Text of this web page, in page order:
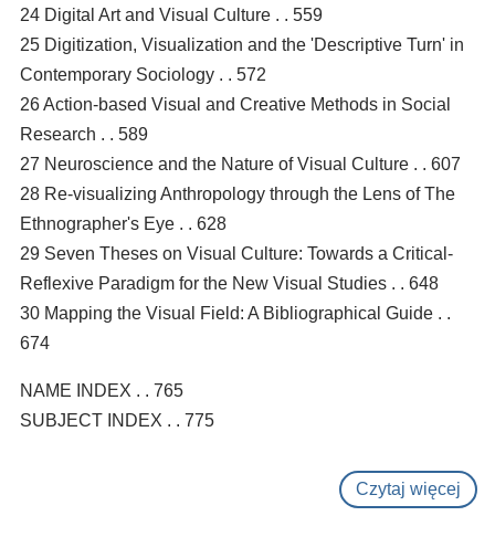
24 Digital Art and Visual Culture . . 559
25 Digitization, Visualization and the 'Descriptive Turn' in
Contemporary Sociology . . 572
26 Action-based Visual and Creative Methods in Social
Research . . 589
27 Neuroscience and the Nature of Visual Culture . . 607
28 Re-visualizing Anthropology through the Lens of The
Ethnographer's Eye . . 628
29 Seven Theses on Visual Culture: Towards a Critical-
Reflexive Paradigm for the New Visual Studies . . 648
30 Mapping the Visual Field: A Bibliographical Guide . .
674
NAME INDEX . . 765
SUBJECT INDEX . . 775
Czytaj więcej